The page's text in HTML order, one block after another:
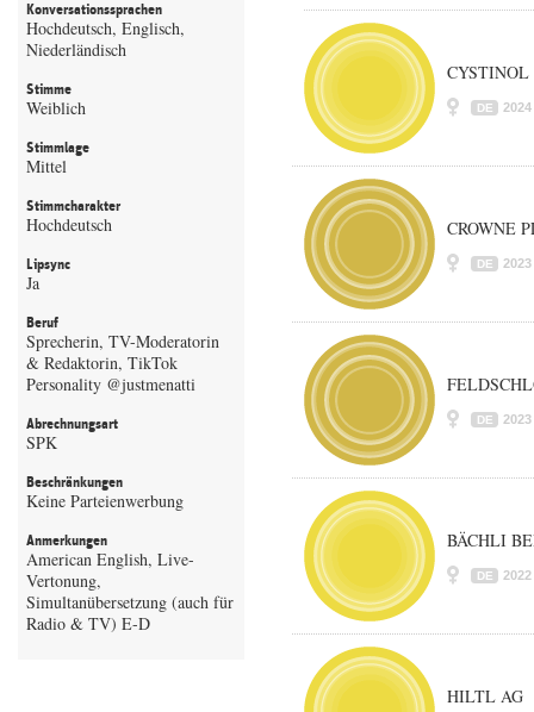
Konversationssprachen
Hochdeutsch, Englisch,
Niederländisch
Stimme
Weiblich
Stimmlage
Mittel
Stimmcharakter
Hochdeutsch
Lipsync
Ja
Beruf
Sprecherin, TV-Moderatorin
& Redaktorin, TikTok
Personality @justmenatti
Abrechnungsart
SPK
Beschränkungen
Keine Parteienwerbung
Anmerkungen
American English, Live-
Vertonung,
Simultanübersetzung (auch für
Radio & TV) E-D
DE 2024
CROWNE
DE 2023
DE 2023
BÄCHLI
DE 2022
HILTL AG